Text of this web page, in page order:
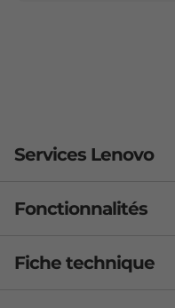
Services Lenovo
Lenovo Premier
résolvant vos
Fonctionnalités
Performs like a
Fiche technique